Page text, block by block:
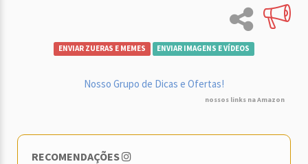
ENVIAR ZUERAS E MEMES ENVIAR IMAGENS E VÍDEOS
Nosso Grupo de Dicas e Ofertas!
nossos links na Amazon
RECOMENDAÇÕES